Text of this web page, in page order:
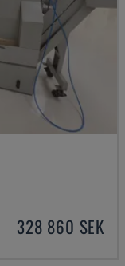
328 860 SEK